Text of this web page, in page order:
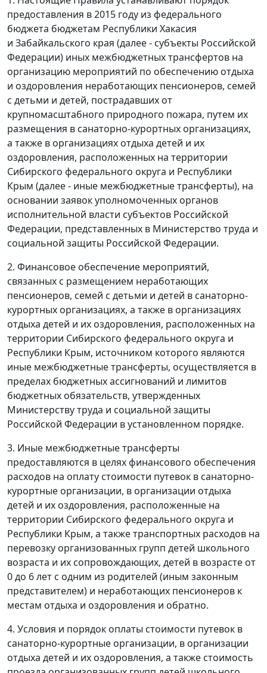
предоставления в 2015 году из федерального
бюджета бюджетам Республики Хакасия
и Забайкальского края (далее - субъекты Российской
Федерации) иных межбюджетных трансфертов на
организацию мероприятий по обеспечению отдыха
и оздоровления неработающих пенсионеров, семей
с детьми и детей, пострадавших от
крупномасштабного природного пожара, путем их
размещения в санаторно-курортных организациях,
а также в организациях отдыха детей и их
оздоровления, расположенных на территории
Сибирского федерального округа и Республики
Крым (далее - иные межбюджетные трансферты), на
основании заявок уполномоченных органов
исполнительной власти субъектов Российской
Федерации, представленных в Министерство труда и
социальной защиты Российской Федерации.
2. Финансовое обеспечение мероприятий,
связанных с размещением неработающих
пенсионеров, семей с детьми и детей в санаторно-
курортных организациях, а также в организациях
отдыха детей и их оздоровления, расположенных на
территории Сибирского федерального округа и
Республики Крым, источником которого являются
иные межбюджетные трансферты, осуществляется в
пределах бюджетных ассигнований и лимитов
бюджетных обязательств, утвержденных
Министерству труда и социальной защиты
Российской Федерации в установленном порядке.
3. Иные межбюджетные трансферты
предоставляются в целях финансового обеспечения
расходов на оплату стоимости путевок в санаторно-
курортные организации, в организации отдыха
детей и их оздоровления, расположенные на
территории Сибирского федерального округа и
Республики Крым, а также транспортных расходов на
перевозку организованных групп детей школьного
возраста и их сопровождающих, детей в возрасте от
0 до 6 лет с одним из родителей (иным законным
представителем) и неработающих пенсионеров к
местам отдыха и оздоровления и обратно.
4. Условия и порядок оплаты стоимости путевок в
санаторно-курортные организации, в организации
отдыха детей и их оздоровления, а также стоимость